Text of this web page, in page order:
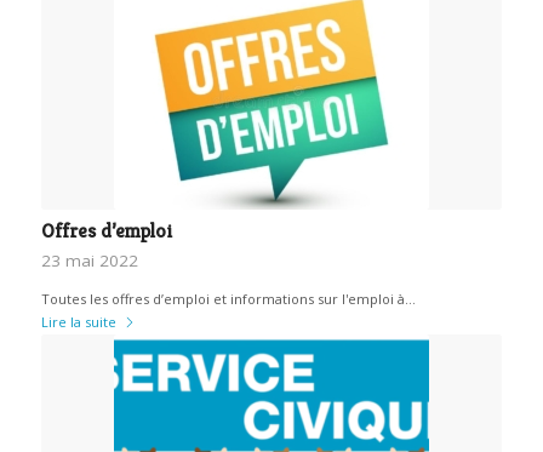
Offres d’emploi
23 mai 2022
Toutes les offres d’emploi et informations sur l'emploi à…
Lire la suite